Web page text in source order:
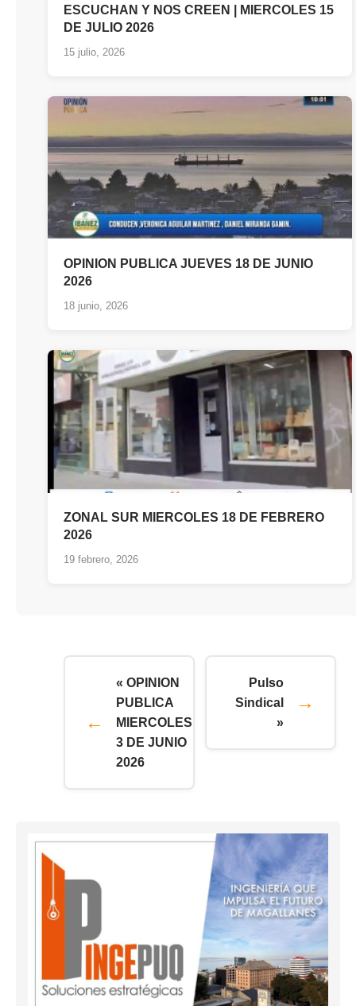
ESCUCHAN Y NOS CREEN | MIERCOLES 15
DE JULIO 2026
15 julio, 2026
OPINION PUBLICA JUEVES 18 DE JUNIO
2026
18 junio, 2026
ZONAL SUR MIERCOLES 18 DE FEBRERO
2026
19 febrero, 2026
« OPINION
PUBLICA
MIERCOLES
3 DE JUNIO
2026
Pulso
Sindical
»